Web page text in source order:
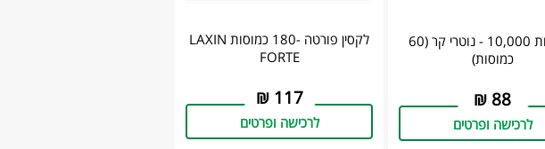
חמוציות 10,000 - נוטרי קר (60
כמוסות)
88
₪
לרכישה ופרטים
לקסין פורטה -180 כמוסות LAXIN
FORTE
117
₪
לרכישה ופרטים